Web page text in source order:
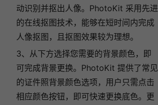
动识别并抠出人像。PhotoKit 采用先进
的在线抠图技术，能够在短时间内完成
人像抠图，且抠图效果较为理想。
3、从下方选择您需要的背景颜色，即
可完成背景更换。PhotoKit 提供了常见
的证件照背景颜色选项，用户只需点击
相应颜色按钮，即可快速更换底色。更